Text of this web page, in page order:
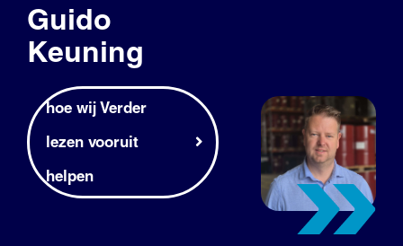
Wie wij zijn
Duurzaam
Tank- en laadpas
Guido
Keuning
hoe wij Verder
lezen vooruit
helpen